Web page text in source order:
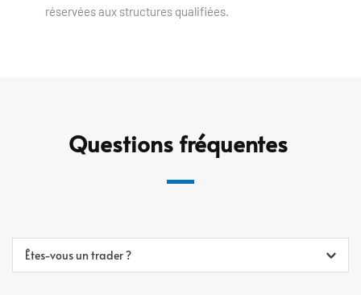
réservées aux structures qualifiées.
Questions fréquentes
Êtes-vous un trader ?